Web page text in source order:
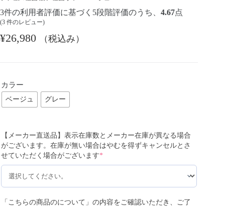
3件の利用者評価に基づく5段階評価のうち、 4.67点
(3 件のレビュー)
¥26,980 （税込み）
カラー
ベージュ グレー
【メーカー直送品】表示在庫数とメーカー在庫が異なる場合
がございます。在庫が無い場合はやむを得ずキャンセルとさ
せていただく場合がございます*
「こちらの商品のについて」の内容をご確認いただき、ご了